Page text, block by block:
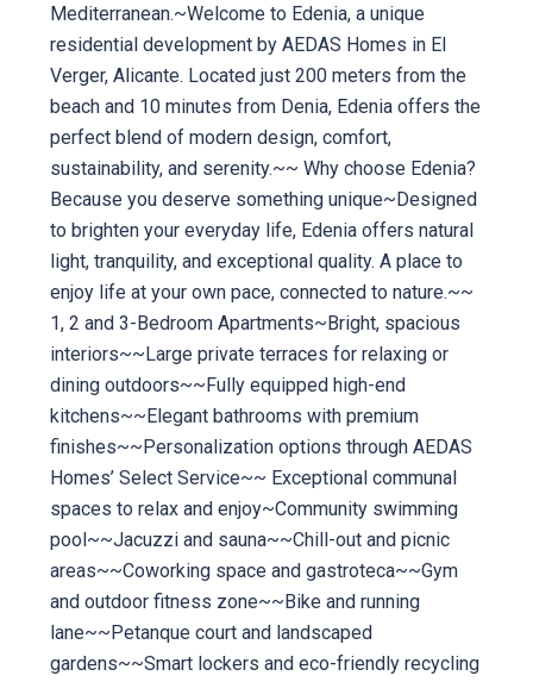
Mediterranean.~Welcome to Edenia, a unique
residential development by AEDAS Homes in El
Verger, Alicante. Located just 200 meters from the
beach and 10 minutes from Denia, Edenia offers the
perfect blend of modern design, comfort,
sustainability, and serenity.~~ Why choose Edenia?
Because you deserve something unique~Designed
to brighten your everyday life, Edenia offers natural
light, tranquility, and exceptional quality. A place to
enjoy life at your own pace, connected to nature.~~
1, 2 and 3-Bedroom Apartments~Bright, spacious
interiors~~Large private terraces for relaxing or
dining outdoors~~Fully equipped high-end
kitchens~~Elegant bathrooms with premium
finishes~~Personalization options through AEDAS
Homes’ Select Service~~ Exceptional communal
spaces to relax and enjoy~Community swimming
pool~~Jacuzzi and sauna~~Chill-out and picnic
areas~~Coworking space and gastroteca~~Gym
and outdoor fitness zone~~Bike and running
lane~~Petanque court and landscaped
gardens~~Smart lockers and eco-friendly recycling